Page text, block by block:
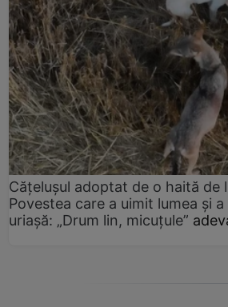
Cățelușul adoptat de o haită de
Povestea care a uimit lumea și
uriașă: „Drum lin, micuțule”